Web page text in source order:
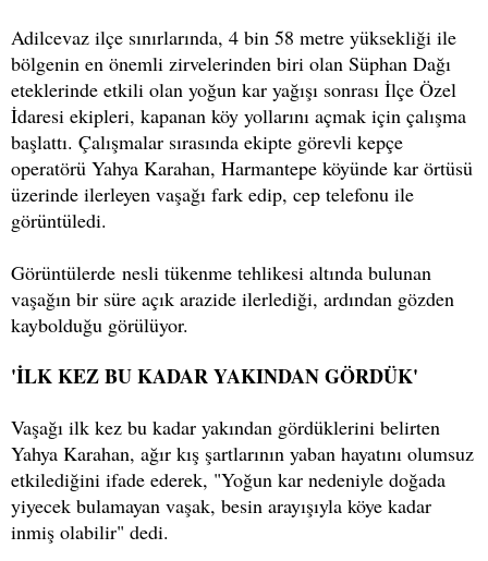
Adilcevaz ilçe sınırlarında, 4 bin 58 metre yüksekliği ile
bölgenin en önemli zirvelerinden biri olan Süphan Dağı
eteklerinde etkili olan yoğun kar yağışı sonrası İlçe Özel
İdaresi ekipleri, kapanan köy yollarını açmak için çalışma
başlattı. Çalışmalar sırasında ekipte görevli kepçe
operatörü Yahya Karahan, Harmantepe köyünde kar örtüsü
üzerinde ilerleyen vaşağı fark edip, cep telefonu ile
görüntüledi.
Görüntülerde nesli tükenme tehlikesi altında bulunan
vaşağın bir süre açık arazide ilerlediği, ardından gözden
kaybolduğu görülüyor.
'İLK KEZ BU KADAR YAKINDAN GÖRDÜK'
Vaşağı ilk kez bu kadar yakından gördüklerini belirten
Yahya Karahan, ağır kış şartlarının yaban hayatını olumsuz
etkilediğini ifade ederek, "Yoğun kar nedeniyle doğada
yiyecek bulamayan vaşak, besin arayışıyla köye kadar
inmiş olabilir" dedi.